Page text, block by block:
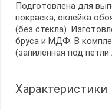
Подготовлена для
покраска, оклейка
(без стекла).
бруса и МДФ. В
(запиленная под
Характеристики